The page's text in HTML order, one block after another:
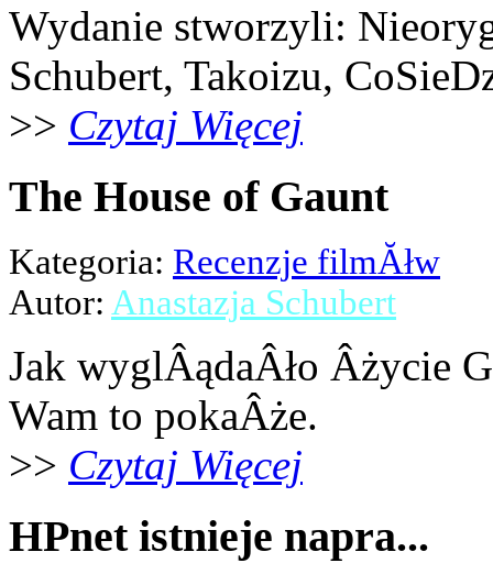
Wydanie stworzyli:
Schubert, Takoizu,
>> Czytaj Więcej
The House of Gaunt
Kategoria: Recenzje filmĂłw
Autor: Anastazja Schubert
Jak wyglÂądaÂło Âżycie
Wam to pokaÂże.
>> Czytaj Więcej
HPnet istnieje napra...